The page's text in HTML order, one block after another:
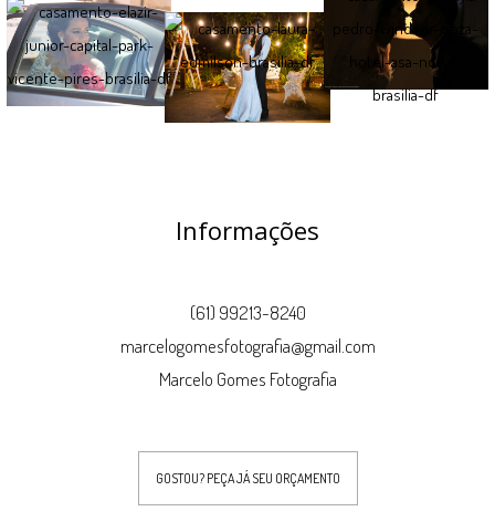
Informações
(61) 99213-8240
marcelogomesfotografia@gmail.com
Marcelo Gomes Fotografia
GOSTOU? PEÇA JÁ SEU ORÇAMENTO